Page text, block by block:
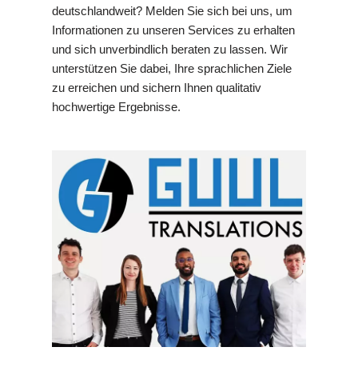
deutschlandweit? Melden Sie sich bei uns, um
Informationen zu unseren Services zu erhalten
und sich unverbindlich beraten zu lassen. Wir
unterstützen Sie dabei, Ihre sprachlichen Ziele
zu erreichen und sichern Ihnen qualitativ
hochwertige Ergebnisse.